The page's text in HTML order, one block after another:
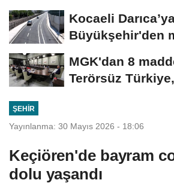
Kocaeli
Büyükşehir'den
MGK'dan 8
Terörsüz
ŞEHIR
Yayınlanma: 30 Mayıs 2026 - 18:06
Keçiören'de bayram
dolu yaşandı